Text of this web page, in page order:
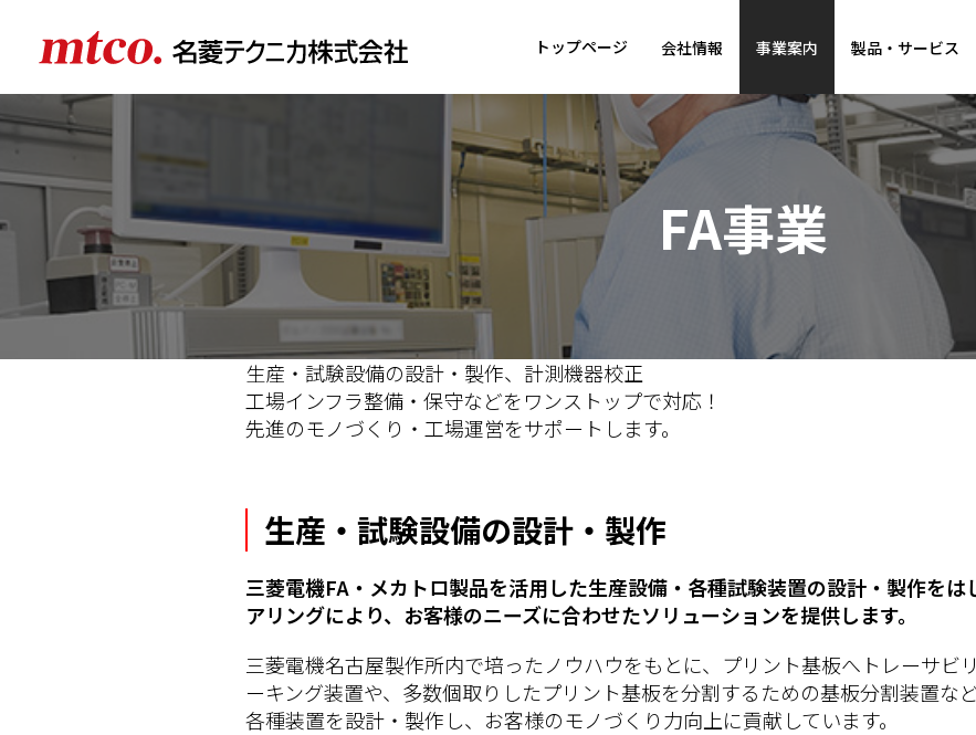
トップページ 会社情報 事業案内 製品・サービス
FA事業
生産・試験設備の設計・製作、計測機器校正
工場インフラ整備・保守などをワンストップで対応！
先進のモノづくり・工場運営をサポートします。
生産・試験設備の設計・製作
三菱電機FA・メカトロ製品を活用した生産設備・各種試験装置の設計・製作をは
アリングにより、お客様のニーズに合わせたソリューションを提供します。
三菱電機名古屋製作所内で培ったノウハウをもとに、プリント基板へトレーサビ
ーキング装置や、多数個取りしたプリント基板を分割するための基板分割装置な
各種装置を設計・製作し、お客様のモノづくり力向上に貢献しています。